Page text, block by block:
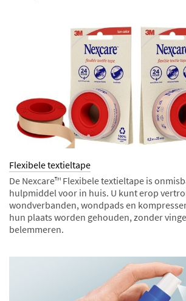
Flexibele textieltape
De Nexcare™ Flexibele textieltape is
hulpmiddel voor in huis. U kunt erop
wondverbanden, wondpads en
hun plaats worden gehouden, zonder
belemmeren.